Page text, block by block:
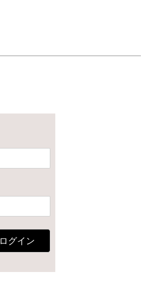
ログイン